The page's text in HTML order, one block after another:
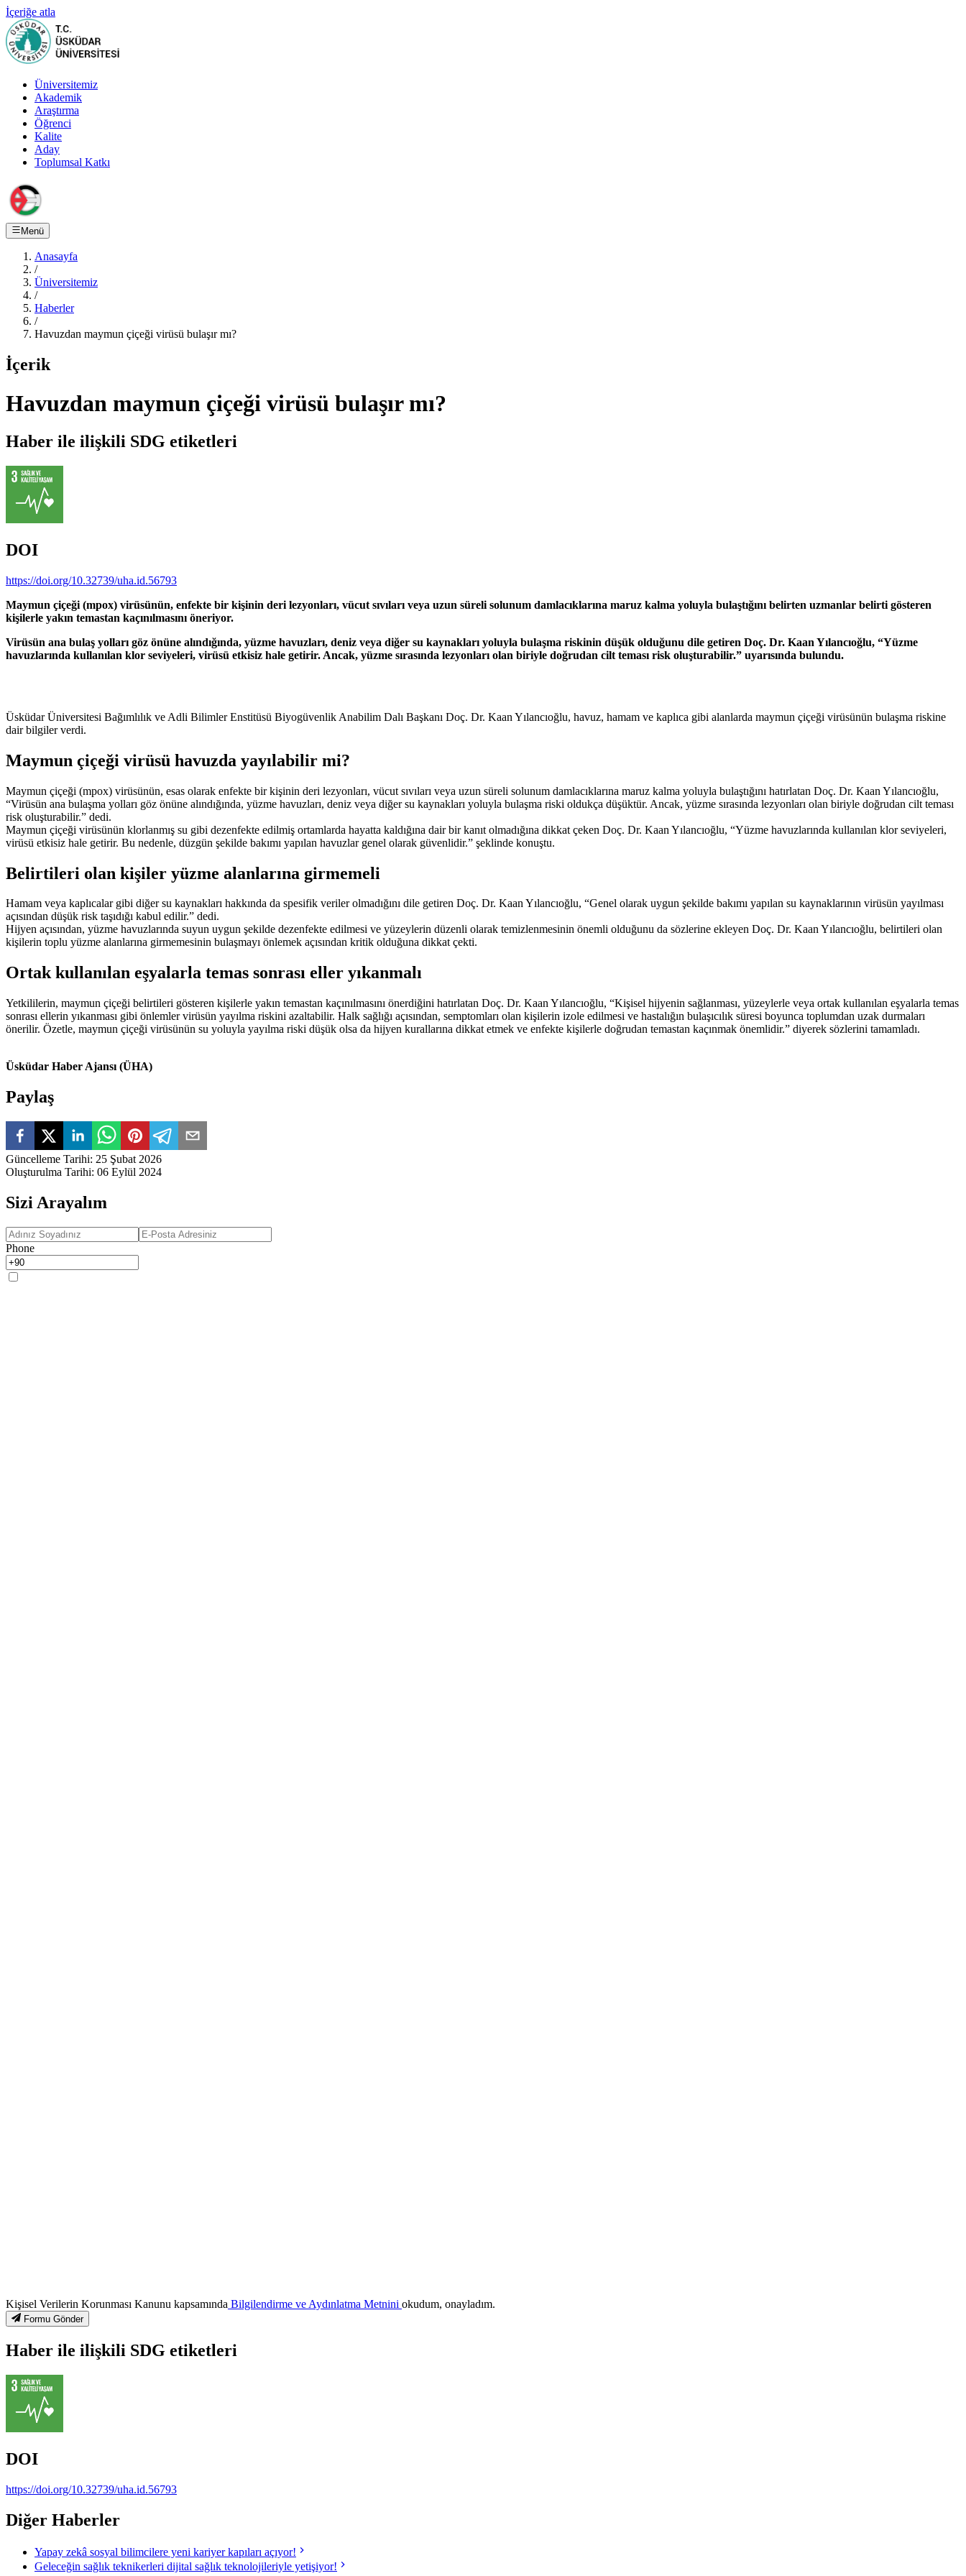
İçeriğe atla
Üniversitemiz
Akademik
Araştırma
Öğrenci
Kalite
Aday
Toplumsal Katkı
Menü
Anasayfa
/
Üniversitemiz
/
Haberler
/
Havuzdan maymun çiçeği virüsü bulaşır mı?
İçerik
Havuzdan maymun çiçeği virüsü bulaşır mı?
Haber ile ilişkili SDG etiketleri
DOI
https://doi.org/10.32739/uha.id.56793
Maymun çiçeği (mpox) virüsünün, enfekte bir kişinin deri lezyonları, vücut sıvıları veya uzun süreli solunum damlacıklarına maruz kalma yoluyla bulaştığını belirten uzmanlar belirti gösteren
kişilerle yakın temastan kaçınılmasını öneriyor.
Virüsün ana bulaş yolları göz önüne alındığında, yüzme havuzları, deniz veya diğer su kaynakları yoluyla bulaşma riskinin düşük olduğunu dile getiren Doç. Dr. Kaan Yılancıoğlu, “Yüzme
havuzlarında kullanılan klor seviyeleri, virüsü etkisiz hale getirir. Ancak, yüzme sırasında lezyonları olan biriyle doğrudan cilt teması risk oluşturabilir.” uyarısında bulundu.
Üsküdar Üniversitesi Bağımlılık ve Adli Bilimler Enstitüsü Biyogüvenlik Anabilim Dalı Başkanı Doç. Dr. Kaan Yılancıoğlu, havuz, hamam ve kaplıca gibi alanlarda maymun çiçeği virüsünün bulaşma riskine
dair bilgiler verdi.
Maymun çiçeği virüsü havuzda yayılabilir mi?
Maymun çiçeği (mpox) virüsünün, esas olarak enfekte bir kişinin deri lezyonları, vücut sıvıları veya uzun süreli solunum damlacıklarına maruz kalma yoluyla bulaştığını hatırlatan Doç. Dr. Kaan Yılancıoğlu,
“Virüsün ana bulaşma yolları göz önüne alındığında, yüzme havuzları, deniz veya diğer su kaynakları yoluyla bulaşma riski oldukça düşüktür. Ancak, yüzme sırasında lezyonları olan biriyle doğrudan cilt teması
risk oluşturabilir.” dedi.
Maymun çiçeği virüsünün klorlanmış su gibi dezenfekte edilmiş ortamlarda hayatta kaldığına dair bir kanıt olmadığına dikkat çeken Doç. Dr. Kaan Yılancıoğlu, “Yüzme havuzlarında kullanılan klor seviyeleri,
virüsü etkisiz hale getirir. Bu nedenle, düzgün şekilde bakımı yapılan havuzlar genel olarak güvenlidir.” şeklinde konuştu.
Belirtileri olan kişiler yüzme alanlarına girmemeli
Hamam veya kaplıcalar gibi diğer su kaynakları hakkında da spesifik veriler olmadığını dile getiren Doç. Dr. Kaan Yılancıoğlu, “Genel olarak uygun şekilde bakımı yapılan su kaynaklarının virüsün yayılması
açısından düşük risk taşıdığı kabul edilir.” dedi.
Hijyen açısından, yüzme havuzlarında suyun uygun şekilde dezenfekte edilmesi ve yüzeylerin düzenli olarak temizlenmesinin önemli olduğunu da sözlerine ekleyen Doç. Dr. Kaan Yılancıoğlu, belirtileri olan
kişilerin toplu yüzme alanlarına girmemesinin bulaşmayı önlemek açısından kritik olduğuna dikkat çekti.
Ortak kullanılan eşyalarla temas sonrası eller yıkanmalı
Yetkililerin, maymun çiçeği belirtileri gösteren kişilerle yakın temastan kaçınılmasını önerdiğini hatırlatan Doç. Dr. Kaan Yılancıoğlu, “Kişisel hijyenin sağlanması, yüzeylerle veya ortak kullanılan eşyalarla temas
sonrası ellerin yıkanması gibi önlemler virüsün yayılma riskini azaltabilir. Halk sağlığı açısından, semptomları olan kişilerin izole edilmesi ve hastalığın bulaşıcılık süresi boyunca toplumdan uzak durmaları
önerilir. Özetle, maymun çiçeği virüsünün su yoluyla yayılma riski düşük olsa da hijyen kurallarına dikkat etmek ve enfekte kişilerle doğrudan temastan kaçınmak önemlidir.” diyerek sözlerini tamamladı.
Üsküdar Haber Ajansı (ÜHA)
Paylaş
Güncelleme Tarihi: 25 Şubat 2026
Oluşturulma Tarihi: 06 Eylül 2024
Sizi Arayalım
Phone
Kişisel Verilerin Korunması Kanunu kapsamında Bilgilendirme ve Aydınlatma Metnini okudum, onayladım.
Formu Gönder
Haber ile ilişkili SDG etiketleri
DOI
https://doi.org/10.32739/uha.id.56793
Diğer Haberler
Yapay zekâ sosyal bilimcilere yeni kariyer kapıları açıyor!
Geleceğin sağlık teknikerleri dijital sağlık teknolojileriyle yetişiyor!